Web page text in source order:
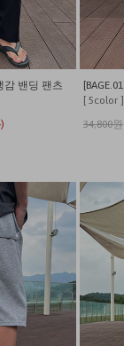
감 밴딩 팬츠
[ 5color ]
34,800원